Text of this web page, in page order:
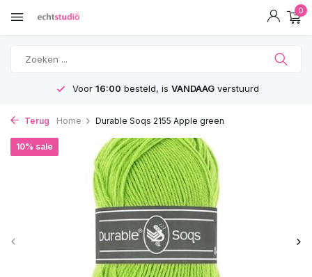
0
Voor 16:00 besteld, is VANDAAGverstuurd
Terug Home Durable Soqs 2155 Apple green
10% sale